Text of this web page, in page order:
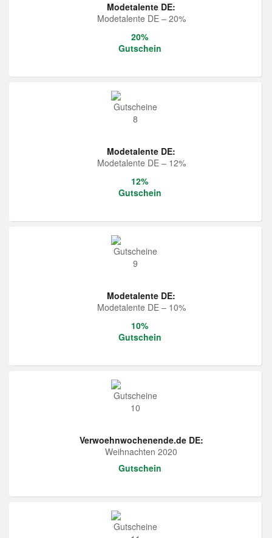
Modetalente DE:
Modetalente DE – 20%
20%
Gutschein
Modetalente DE:
Modetalente DE – 12%
12%
Gutschein
Modetalente DE:
Modetalente DE – 10%
10%
Gutschein
Verwoehnwochenende.de DE:
Weihnachten 2020
Gutschein